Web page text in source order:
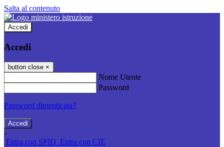
Salta al contenuto
Accedi
Accedi
button close ×
Nome Utente
Password
Password dimenticata?
-
Entra con SPID Entra con CIE